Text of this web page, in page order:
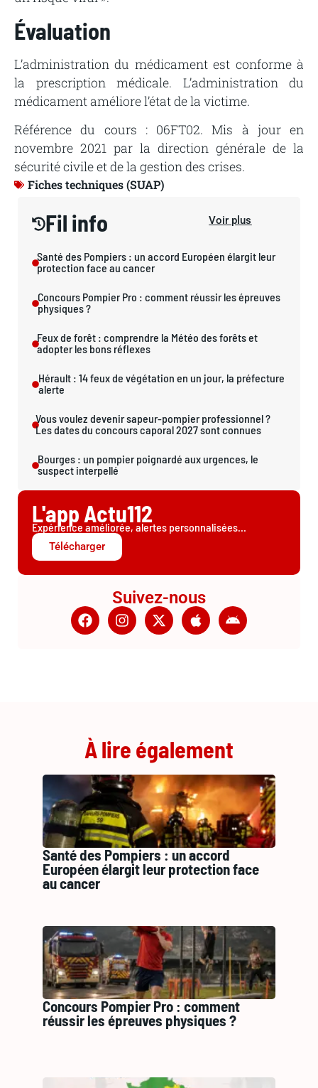
Évaluation
L’administration du médicament est conforme à
la prescription médicale. L’administration du
médicament améliore l’état de la victime.
Référence du cours : 06FT02. Mis à jour en
novembre 2021 par la direction générale de la
sécurité civile et de la gestion des crises.
Fiches techniques (SUAP)
Fil info Voir plus
Santé des Pompiers : un accord Européen élargit leur
protection face au cancer
Concours Pompier Pro : comment réussir les épreuves
physiques ?
Feux de forêt : comprendre la Météo des forêts et
adopter les bons réflexes
Hérault : 14 feux de végétation en un jour, la préfecture
alerte
Vous voulez devenir sapeur-pompier professionnel ?
Les dates du concours caporal 2027 sont connues
Bourges : un pompier poignardé aux urgences, le
suspect interpellé
L'app Actu112
Expérience améliorée, alertes personnalisées...
Télécharger
Suivez-nous
À lire également
Santé des Pompiers : un accord
Européen élargit leur protection face
au cancer
Concours Pompier Pro : comment
réussir les épreuves physiques ?